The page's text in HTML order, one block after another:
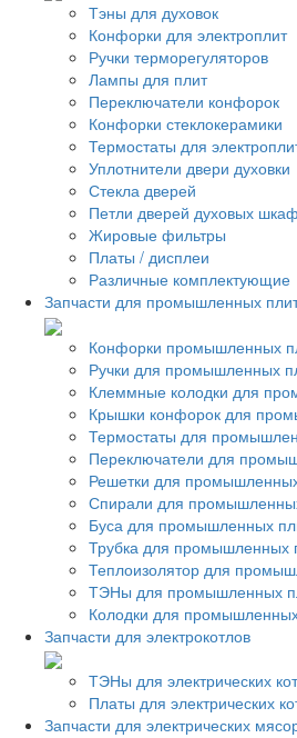
Тэны для духовок
Конфорки для электроплит
Ручки терморегуляторов
Лампы для плит
Переключатели конфорок
Конфорки стеклокерамики
Термостаты для
Уплотнители двери духовки
Стекла дверей
Петли дверей духовых
Жировые фильтры
Платы / дисплеи
Различные комплектующие
Запчасти для промышленных
Конфорки промышленных
Ручки для промышленных
Клеммные колодки для
Крышки конфорок для
Термостаты для
Переключатели для
Решетки для
Спирали для
Буса для промышленных
Трубка для промышленных
Теплоизолятор для
ТЭНы для промышленных
Колодки для
Запчасти для электрокотлов
ТЭНы для электрических
Платы для электрических
Запчасти для электрических